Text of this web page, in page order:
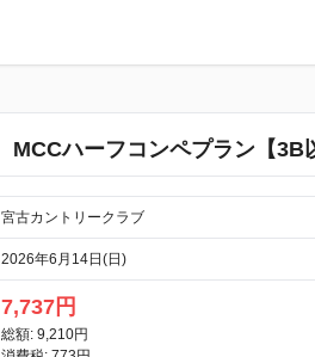
MCCハーフコンペプラン【3B
宮古カントリークラブ
2026年6月14日(日)
7,737円
総額: 9,210円